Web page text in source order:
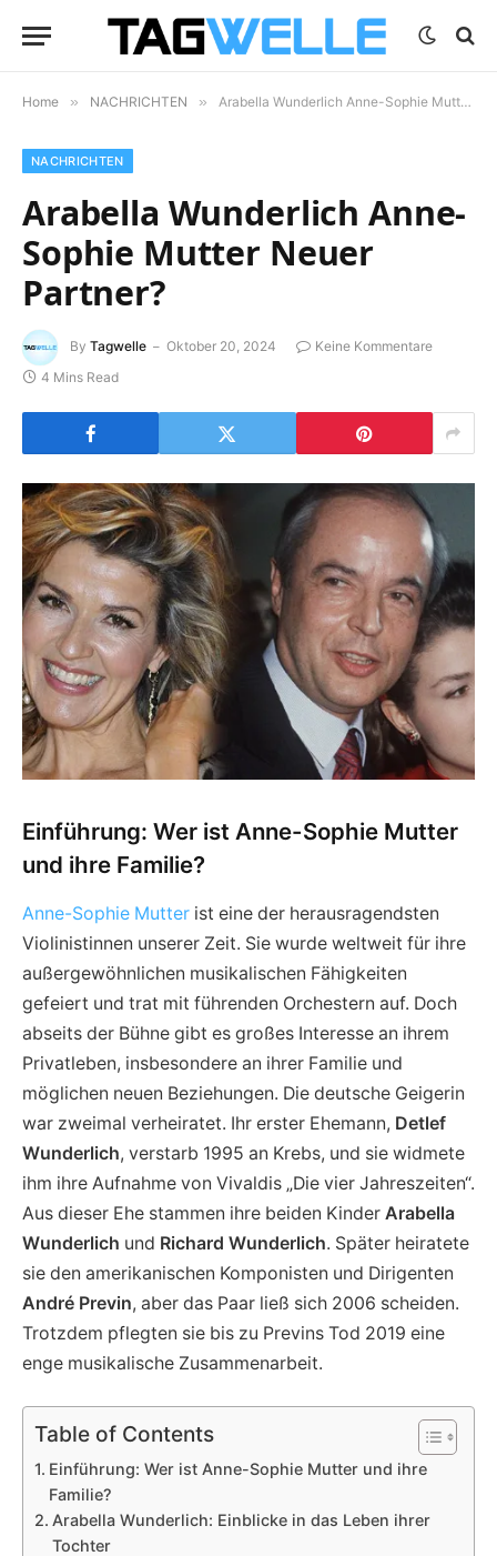
Home » NACHRICHTEN » Arabella Wunderlich Anne-Sophie Mutter Neuer Partner?
NACHRICHTEN
Arabella Wunderlich Anne-
Sophie Mutter Neuer
Partner?
By Tagwelle Oktober 20, 2024
Keine Kommentare
4 Mins Read
Einführung: Wer ist Anne-Sophie Mutter
und ihre Familie?
Anne-Sophie Mutter ist eine der herausragendsten
Violinistinnen unserer Zeit. Sie wurde weltweit für ihre
außergewöhnlichen musikalischen Fähigkeiten
gefeiert und trat mit führenden Orchestern auf. Doch
abseits der Bühne gibt es großes Interesse an ihrem
Privatleben, insbesondere an ihrer Familie und
möglichen neuen Beziehungen. Die deutsche Geigerin
war zweimal verheiratet. Ihr erster Ehemann, Detlef
Wunderlich, verstarb 1995 an Krebs, und sie widmete
ihm ihre Aufnahme von Vivaldis „Die vier Jahreszeiten“.
Aus dieser Ehe stammen ihre beiden Kinder Arabella
Wunderlich und Richard Wunderlich. Später heiratete
sie den amerikanischen Komponisten und Dirigenten
André Previn, aber das Paar ließ sich 2006 scheiden.
Trotzdem pflegten sie bis zu Previns Tod 2019 eine
enge musikalische Zusammenarbeit.
Table of Contents
Einführung: Wer ist Anne-Sophie Mutter und ihre
Familie?
Arabella Wunderlich: Einblicke in das Leben ihrer
Tochter